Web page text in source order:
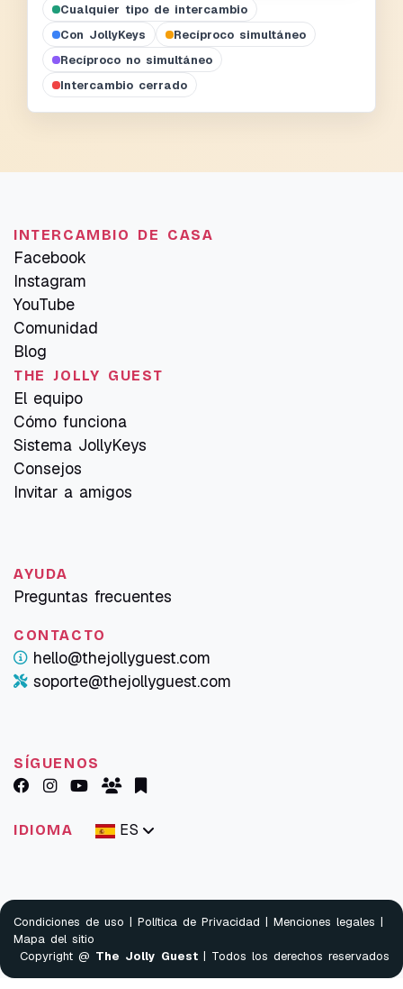
Cualquier tipo de intercambio
Con JollyKeys
Recíproco simultáneo
Recíproco no simultáneo
Intercambio cerrado
INTERCAMBIO DE CASA
Facebook
Instagram
YouTube
Comunidad
Blog
THE JOLLY GUEST
El equipo
Cómo funciona
Sistema JollyKeys
Consejos
Invitar a amigos
AYUDA
Preguntas frecuentes
CONTACTO
hello@thejollyguest.com
soporte@thejollyguest.com
SÍGUENOS
IDIOMA ES
Condiciones de uso | Política de Privacidad | Menciones legales |
Mapa del sitio
Copyright @ The Jolly Guest | Todos los derechos reservados